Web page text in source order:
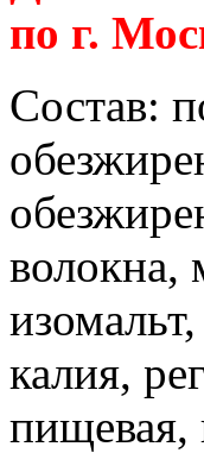
по г.
Состав:
волокна,
изомальт,
калия,
пищевая,